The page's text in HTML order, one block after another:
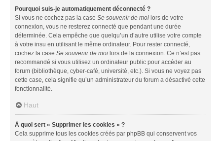
Pourquoi suis-je automatiquement déconnecté ?
Si vous ne cochez pas la case Se souvenir de moi lors de votre
connexion, vous ne resterez connecté que pendant une durée
déterminée. Cela empêche que quelqu’un d’autre utilise votre compte
à votre insu en utilisant le même ordinateur. Pour rester connecté,
cochez la case Se souvenir de moi lors de la connexion. Ce n’est pas
recommandé si vous utilisez un ordinateur public pour accéder au
forum (bibliothèque, cyber-café, université, etc.). Si vous ne voyez pas
cette case, cela signifie qu’un administrateur du forum a désactivé cette
fonctionnalité.
Haut
À quoi sert « Supprimer les cookies » ?
Cela supprime tous les cookies créés par phpBB qui conservent vos